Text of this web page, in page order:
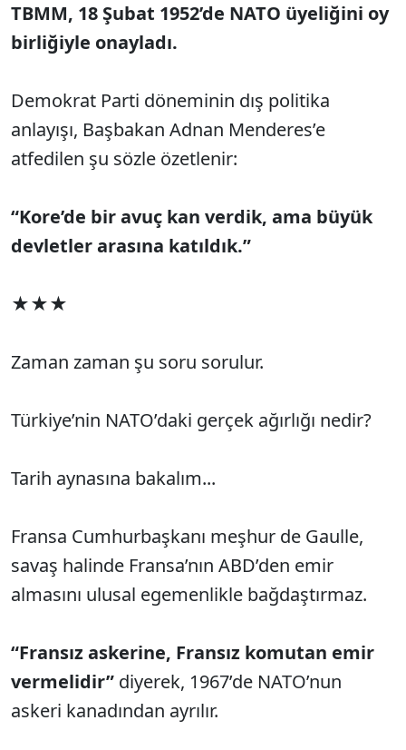
TBMM, 18 Şubat 1952’de NATO üyeliğini oy
birliğiyle onayladı.
Demokrat Parti döneminin dış politika
anlayışı, Başbakan Adnan Menderes’e
atfedilen şu sözle özetlenir:
“Kore’de bir avuç kan verdik, ama büyük
devletler arasına katıldık.”
★★★
Zaman zaman şu soru sorulur.
Türkiye’nin NATO’daki gerçek ağırlığı nedir?
Tarih aynasına bakalım...
Fransa Cumhurbaşkanı meşhur de Gaulle,
savaş halinde Fransa’nın ABD’den emir
almasını ulusal egemenlikle bağdaştırmaz.
“Fransız askerine, Fransız komutan emir
vermelidir” diyerek, 1967’de NATO’nun
askeri kanadından ayrılır.